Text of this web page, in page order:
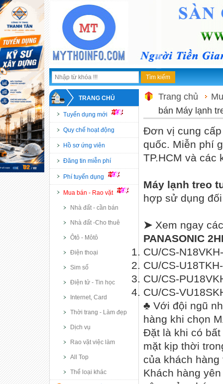
TRANG CHỦ
Tuyển dụng mới
Quy chế hoạt động
Hồ sơ ứng viên
Đăng tin miễn phí
Phí tuyển dụng
Mua bán - Rao vặt
Nhà đất - cần bán
Nhà đất -Cho thuê
Ôtô - Môtô
Điện thoại
Sim số
Điện tử - Tin học
Internet, Card
Thời trang - Làm đẹp
Dịch vụ
Rao vặt việc làm
All Top
Thể loại khác
Trang chủ
bán Máy lạnh
Đơn vị cung cấp
quốc. Miễn phí
TP.HCM và các
Máy lạnh treo
hợp sử dụng
➤ Xem ngay
PANASONIC
CU/CS-
CU/CS-
CU/CS-
CU/CS-
♣ Với đội ngũ
hàng khi chọn
Đặt là khi có
mặt kịp thời
của khách
Khách hàng